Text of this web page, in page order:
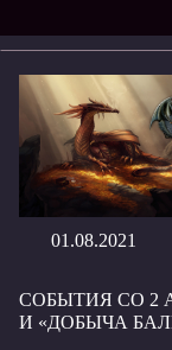
01.08.2021
СОБЫТИЯ СО 2
И «ДОБЫЧА